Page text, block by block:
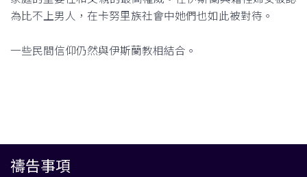
為比不上男人，在卡努里族社會中她們也如此被對待。
一些民間信仰仍然與伊斯蘭教相結合。
禱告事項